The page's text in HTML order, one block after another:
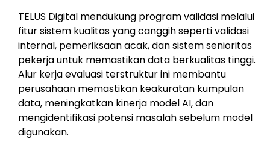
TELUS Digital mendukung program validasi melalui
fitur sistem kualitas yang canggih seperti validasi
internal, pemeriksaan acak, dan sistem senioritas
pekerja untuk memastikan data berkualitas tinggi.
Alur kerja evaluasi terstruktur ini membantu
perusahaan memastikan keakuratan kumpulan
data, meningkatkan kinerja model AI, dan
mengidentifikasi potensi masalah sebelum model
digunakan.